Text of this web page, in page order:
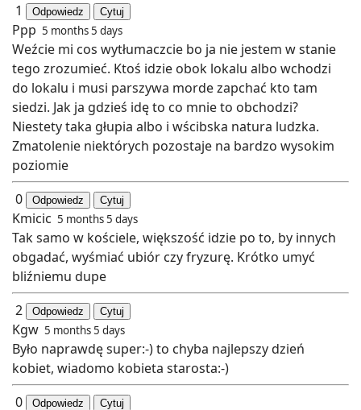
1
Odpowiedz Cytuj
Ppp 5 months 5 days
Weźcie mi cos wytłumaczcie bo ja nie jestem w stanie
tego zrozumieć. Ktoś idzie obok lokalu albo wchodzi
do lokalu i musi parszywa morde zapchać kto tam
siedzi. Jak ja gdzieś idę to co mnie to obchodzi?
Niestety taka głupia albo i wścibska natura ludzka.
Zmatolenie niektórych pozostaje na bardzo wysokim
poziomie
0
Odpowiedz Cytuj
Kmicic 5 months 5 days
Tak samo w kościele, większość idzie po to, by innych
obgadać, wyśmiać ubiór czy fryzurę. Krótko umyć
bliźniemu dupe
2
Odpowiedz Cytuj
Kgw 5 months 5 days
Było naprawdę super:-) to chyba najlepszy dzień
kobiet, wiadomo kobieta starosta:-)
0
Odpowiedz Cytuj